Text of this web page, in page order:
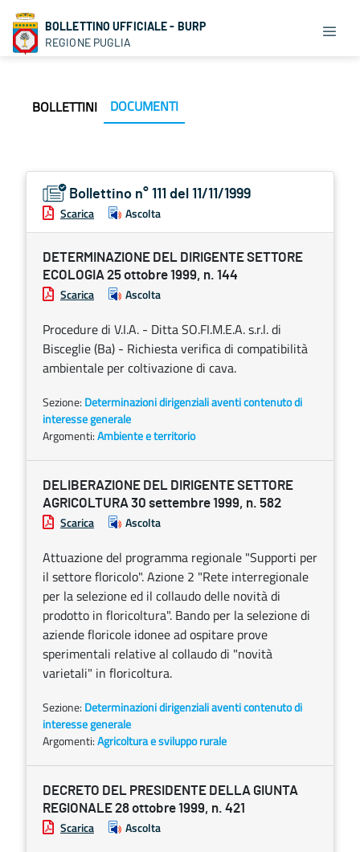
BOLLETTINO UFFICIALE - BURP
REGIONE PUGLIA
BOLLETTINI DOCUMENTI
Bollettino n° 111 del 11/11/1999
Scarica Ascolta
DETERMINAZIONE DEL DIRIGENTE SETTORE
ECOLOGIA 25 ottobre 1999, n. 144
Scarica Ascolta
Procedure di V.I.A. - Ditta SO.FI.M.E.A. s.r.l. di
Bisceglie (Ba) - Richiesta verifica di compatibilità
ambientale per coltivazione di cava.
Sezione: Determinazioni dirigenziali aventi contenuto di
interesse generale
Argomenti:Ambiente e territorio
DELIBERAZIONE DEL DIRIGENTE SETTORE
AGRICOLTURA 30 settembre 1999, n. 582
Scarica Ascolta
Attuazione del programma regionale "Supporti per
il settore floricolo". Azione 2 "Rete interregionale
per la selezione ed il collaudo delle novità di
prodotto in floricoltura". Bando per la selezione di
aziende floricole idonee ad ospitare prove
sperimentali relative al collaudo di "novità
varietali" in floricoltura.
Sezione: Determinazioni dirigenziali aventi contenuto di
interesse generale
Argomenti:Agricoltura e sviluppo rurale
DECRETO DEL PRESIDENTE DELLA GIUNTA
REGIONALE 28 ottobre 1999, n. 421
Scarica Ascolta